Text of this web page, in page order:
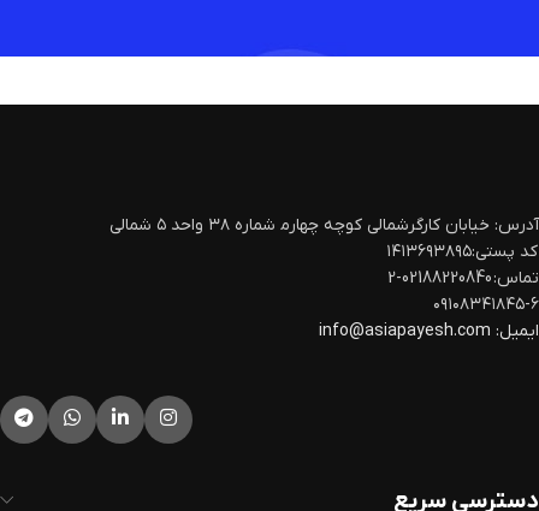
آدرس: خیابان کارگرشمالی کوچه چهارم‍ شماره ۳۸ واحد ۵ شمالی
کد پستی:۱۴۱۳۶۹۳۸۹۵
تماس: 02188220840-2
۰۹۱۰۸۳۴۱۸۴۵-۶
ایمیل:
دسترسی سریع